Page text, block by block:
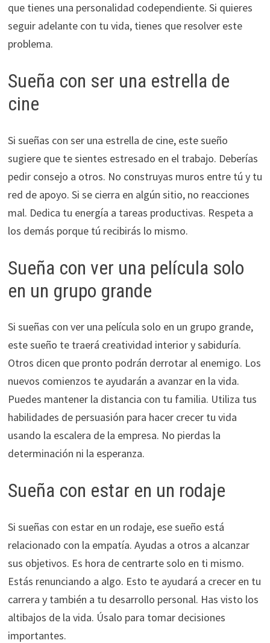
que tienes una personalidad codependiente. Si quieres
seguir adelante con tu vida, tienes que resolver este
problema.
Sueña con ser una estrella de
cine
Si sueñas con ser una estrella de cine, este sueño
sugiere que te sientes estresado en el trabajo. Deberías
pedir consejo a otros. No construyas muros entre tú y tu
red de apoyo. Si se cierra en algún sitio, no reacciones
mal. Dedica tu energía a tareas productivas. Respeta a
los demás porque tú recibirás lo mismo.
Sueña con ver una película solo
en un grupo grande
Si sueñas con ver una película solo en un grupo grande,
este sueño te traerá creatividad interior y sabiduría.
Otros dicen que pronto podrán derrotar al enemigo. Los
nuevos comienzos te ayudarán a avanzar en la vida.
Puedes mantener la distancia con tu familia. Utiliza tus
habilidades de persuasión para hacer crecer tu vida
usando la escalera de la empresa. No pierdas la
determinación ni la esperanza.
Sueña con estar en un rodaje
Si sueñas con estar en un rodaje, ese sueño está
relacionado con la empatía. Ayudas a otros a alcanzar
sus objetivos. Es hora de centrarte solo en ti mismo.
Estás renunciando a algo. Esto te ayudará a crecer en tu
carrera y también a tu desarrollo personal. Has visto los
altibajos de la vida. Úsalo para tomar decisiones
importantes.